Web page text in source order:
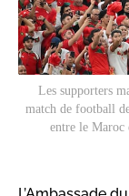
Les supporters
match de football
entre le Maroc